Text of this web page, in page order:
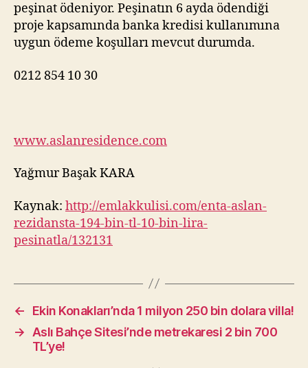
peşinat ödeniyor. Peşinatın 6 ayda ödendiği
proje kapsamında banka kredisi kullanımına
uygun ödeme koşulları mevcut durumda.
0212 854 10 30
www.aslanresidence.com
Yağmur Başak KARA
Kaynak: http://emlakkulisi.com/enta-aslan-
rezidansta-194-bin-tl-10-bin-lira-
pesinatla/132131
←
Ekin Konakları’nda 1 milyon 250 bin dolara villa!
→
Aslı Bahçe Sitesi’nde metrekaresi 2 bin 700
TL’ye!